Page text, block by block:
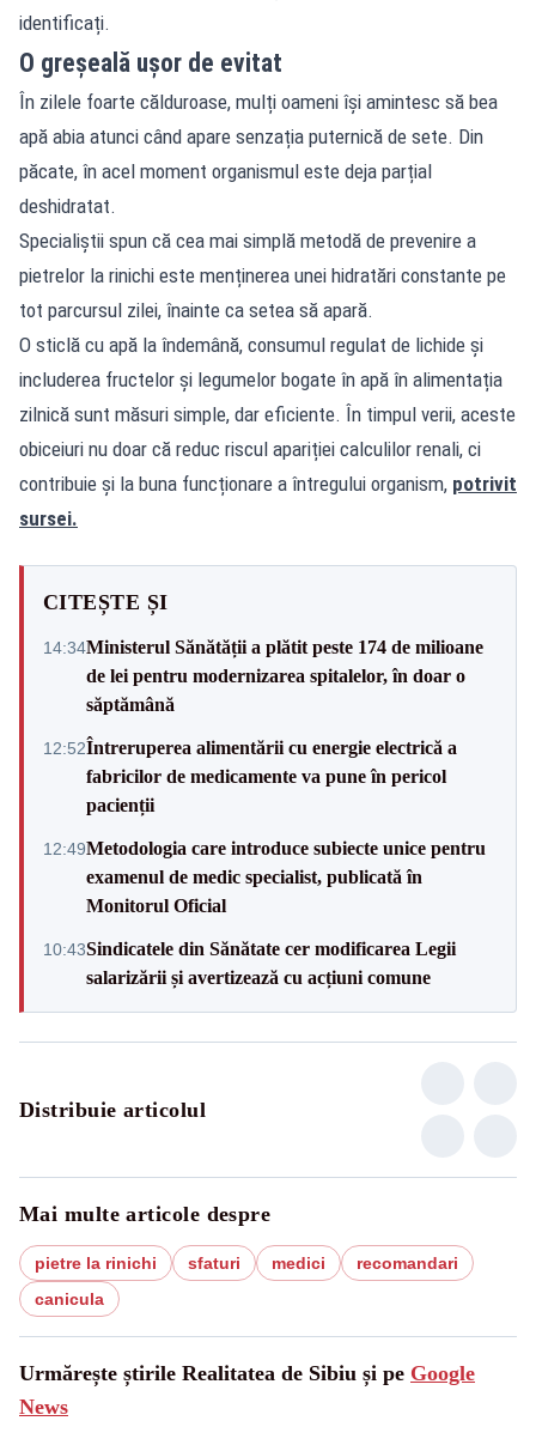
identificați.
O greșeală ușor de evitat
În zilele foarte călduroase, mulți oameni își amintesc să bea
apă abia atunci când apare senzația puternică de sete. Din
păcate, în acel moment organismul este deja parțial
deshidratat.
Specialiștii spun că cea mai simplă metodă de prevenire a
pietrelor la rinichi este menținerea unei hidratări constante pe
tot parcursul zilei, înainte ca setea să apară.
O sticlă cu apă la îndemână, consumul regulat de lichide și
includerea fructelor și legumelor bogate în apă în alimentația
zilnică sunt măsuri simple, dar eficiente. În timpul verii, aceste
obiceiuri nu doar că reduc riscul apariției calculilor renali, ci
contribuie și la buna funcționare a întregului organism, potrivit
sursei.
CITEȘTE ȘI
14:34Ministerul Sănătății a plătit peste 174 de milioane
de lei pentru modernizarea spitalelor, în doar o
săptămână
12:52Întreruperea alimentării cu energie electrică a
fabricilor de medicamente va pune în pericol
pacienții
12:49Metodologia care introduce subiecte unice pentru
examenul de medic specialist, publicată în
Monitorul Oficial
10:43Sindicatele din Sănătate cer modificarea Legii
salarizării și avertizează cu acțiuni comune
Distribuie articolul
Mai multe articole despre
pietre la rinichi sfaturi medici
recomandari
canicula
Urmărește știrile Realitatea de Sibiu și pe Google
News